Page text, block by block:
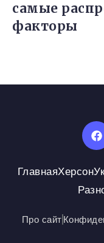
самые
факторы
ГлавнаяХерсон
Про сайт